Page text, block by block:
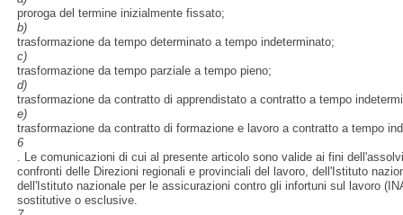
proroga del termine inizialmente fissato;
b)
trasformazione da tempo determinato a tempo indeterminato;
c)
trasformazione da tempo parziale a tempo pieno;
d)
trasformazione da contratto di apprendistato a contratto a tempo
e)
trasformazione da contratto di formazione e lavoro a contratto a tempo
6
. Le comunicazioni di cui al presente articolo sono valide ai fini
confronti delle Direzioni regionali e provinciali del lavoro, dell'Istituto
dell'Istituto nazionale per le assicurazioni contro gli infortuni sul lavoro
sostitutive o esclusive.